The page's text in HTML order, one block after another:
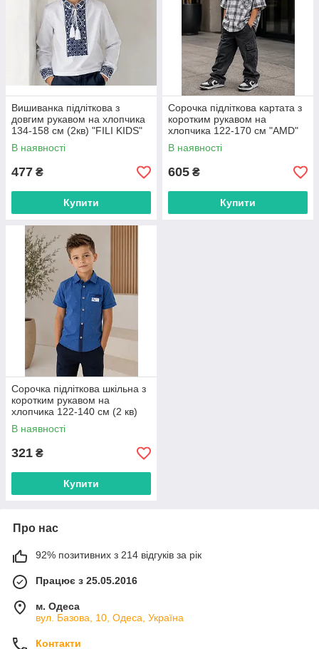
Вишиванка підліткова з
довгим рукавом на хлопчика
134-158 см (2кв) "FILI KIDS"
недорого від прямого
постачальника
В наявності
477 ₴
Купити
Сорочка підліткова картата з
коротким рукавом на
хлопчика 122-170 см "AMD"
недорого від прямого
постачальника
В наявності
605 ₴
Купити
Сорочка підліткова шкільна з
коротким рукавом на
хлопчика 122-140 см (2 кв)
"AMD" недорого від прямого
постачальника
В наявності
321 ₴
Купити
Про нас
92% позитивних з 214 відгуків за рік
Працює з 25.05.2016
м. Одеса
вул. Базова, 10, Одеса, Україна
Контакти